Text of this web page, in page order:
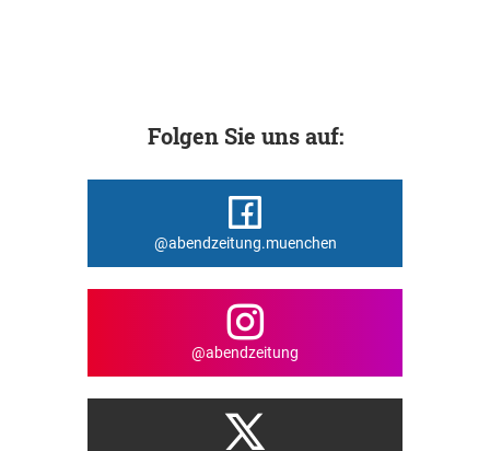
Folgen Sie uns auf:
@abendzeitung.muenchen
@abendzeitung